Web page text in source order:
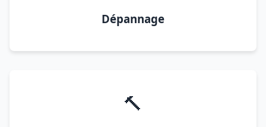
Dépannage
🔨